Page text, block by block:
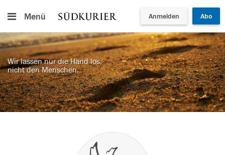
Menü Anmelden Abo
Wir lassen nur die Hand los,
nicht den Menschen.